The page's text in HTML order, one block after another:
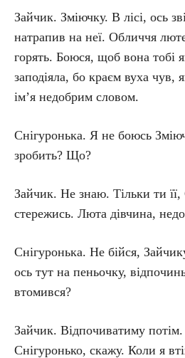
Зайчик. Зміючку. В лісі, ось
натрапив на неї. Обличчя
горять. Боюся, щоб вона тобі
заподіяла, бо краєм вуха чув,
ім’я недобрим словом.
Снігуронька. Я не боюсь
зробить? Що?
Зайчик. Не знаю. Тільки ти її,
стережись. Люта дівчина,
Снігуронька. Не бійся,
ось тут на пеньочку,
втомився?
Зайчик. Відпочиватиму
Снігуронько, скажу. Коли я